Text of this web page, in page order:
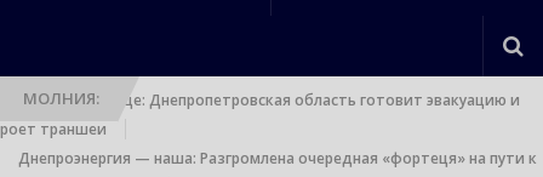
МОЛНИЯ:
Выход к границе: Днепропетровская область готовит эвакуацию и
роет траншеи
Днепроэнергия — наша: Разгромлена очередная «фортеця» на пути к